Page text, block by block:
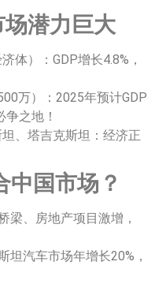
潜力巨大
体）：GDP增长4.8%，
万）：2025年预计GDP
之地！
、塔吉克斯坦：经济正
中国市场？
梁、房地产项目激增，
坦汽车市场年增长20%，